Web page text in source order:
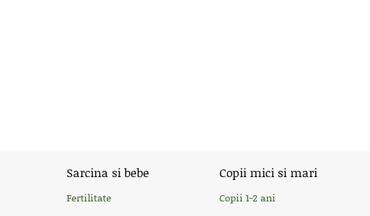
Sarcina si bebe
Fertilitate
Copii mici si mari
Copii 1-2 ani